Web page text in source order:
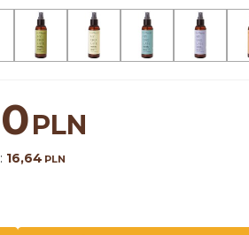
PLN
16,64 PLN